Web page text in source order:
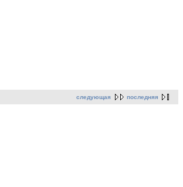
следующая последняя